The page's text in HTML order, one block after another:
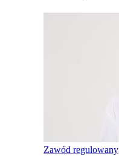
Zawód regulowany